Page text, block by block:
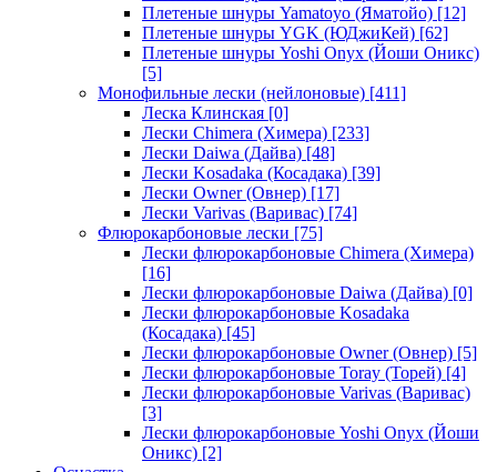
Плетеные шнуры Yamatoyo (Яматойо) [12]
Плетеные шнуры YGK (ЮДжиКей) [62]
Плетеные шнуры Yoshi Onyx (Йоши Оникс)
[5]
Монофильные лески (нейлоновые) [411]
Леска Клинская [0]
Лески Chimera (Химера) [233]
Лески Daiwa (Дайва) [48]
Лески Kosadaka (Косадака) [39]
Лески Owner (Овнер) [17]
Лески Varivas (Варивас) [74]
Флюрокарбоновые лески [75]
Лески флюрокарбоновые Chimera (Химера)
[16]
Лески флюрокарбоновые Daiwa (Дайва) [0]
Лески флюрокарбоновые Kosadaka
(Косадака) [45]
Лески флюрокарбоновые Owner (Овнер) [5]
Лески флюрокарбоновые Toray (Торей) [4]
Лески флюрокарбоновые Varivas (Варивас)
[3]
Лески флюрокарбоновые Yoshi Onyx (Йоши
Оникс) [2]